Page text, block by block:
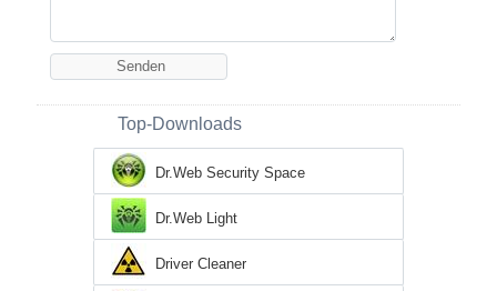
Top-Downloads
Dr.Web Security Space
Dr.Web Light
Driver Cleaner